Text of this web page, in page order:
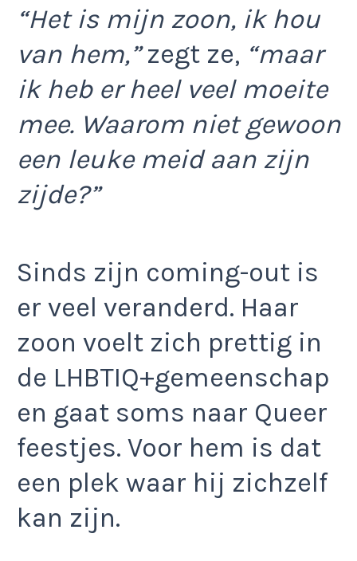
“Het is mijn zoon, ik hou
van hem,”zegt ze, “maar
ik heb er heel veel moeite
mee. Waarom niet gewoon
een leuke meid aan zijn
zijde?”
Sinds zijn coming-out is
er veel veranderd. Haar
zoon voelt zich prettig in
de LHBTIQ+gemeenschap
en gaat soms naar Queer
feestjes. Voor hem is dat
een plek waar hij zichzelf
kan zijn.